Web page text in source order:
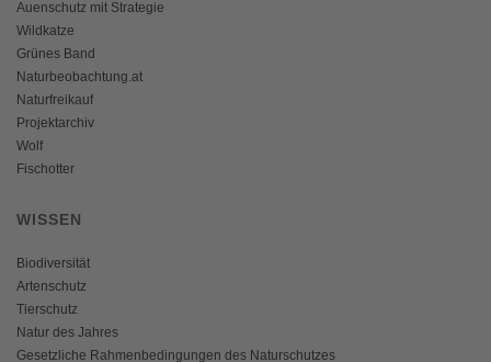
Auenschutz mit Strategie
Wildkatze
Grünes Band
Naturbeobachtung.at
Naturfreikauf
Projektarchiv
Wolf
Fischotter
WISSEN
Biodiversität
Artenschutz
Tierschutz
Natur des Jahres
Gesetzliche Rahmenbedingungen des Naturschutzes